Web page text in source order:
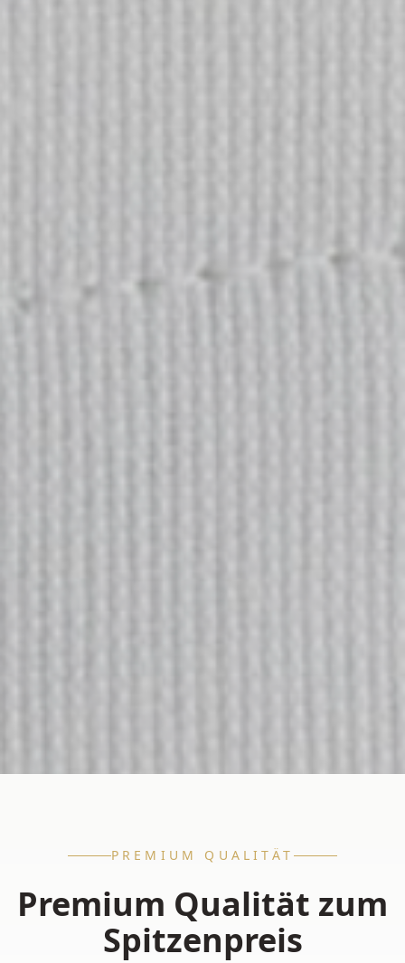
PREMIUM QUALITÄT
Premium Qualität zum
Spitzenpreis